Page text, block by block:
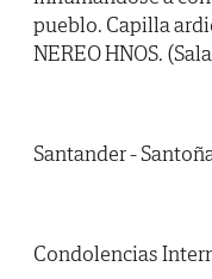
pueblo. Capilla
NEREO HNOS.
Santander -
Condolencias